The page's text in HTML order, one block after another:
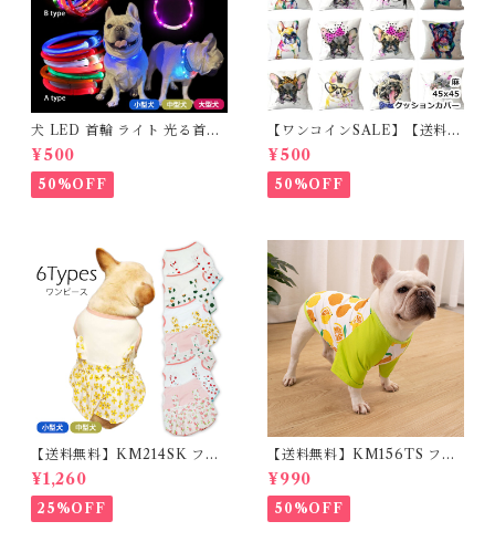
犬 LED 首輪 ライト 光る首輪
USB充電 生活防水 長さ調整可
能 首輪 犬用 ペット カラー ペ
ット用品 軽量 ドッグ用品 フレ
ンチブルドック 大型犬 中型犬
¥500
50%OFF
【ワンコインSALE】【送料無
料】KM503G クッションカバ
ー フレンチブルドッグ クリー
ム フレブル
¥500
50%OFF
【送料無料】KM214SK フレ
ブル 女の子 スカート ワンピー
ス夏 フリル 犬服 ドックウェア
¥1,260
25%OFF
【送料無料】KM156TS フレ
ブル Tシャツ フレンチブルド
ック レモン柄 犬服 ドックウェ
ア
¥990
50%OFF